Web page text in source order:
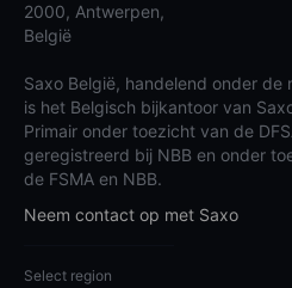
2000, Antwerpen,
België
Saxo België, handelend onder de
is het Belgisch bijkantoor van
Primair onder toezicht van de
geregistreerd bij NBB en onder
de FSMA en NBB.
Neem contact op met Saxo
Select region